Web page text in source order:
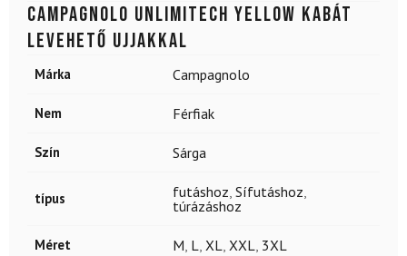
CAMPAGNOLO Unlimitech Yellow kabát
levehető ujjakkal
Márka Campagnolo
Nem Férfiak
Szín Sárga
típus futáshoz, Sífutáshoz,
túrázáshoz
Méret M, L, XL, XXL, 3XL